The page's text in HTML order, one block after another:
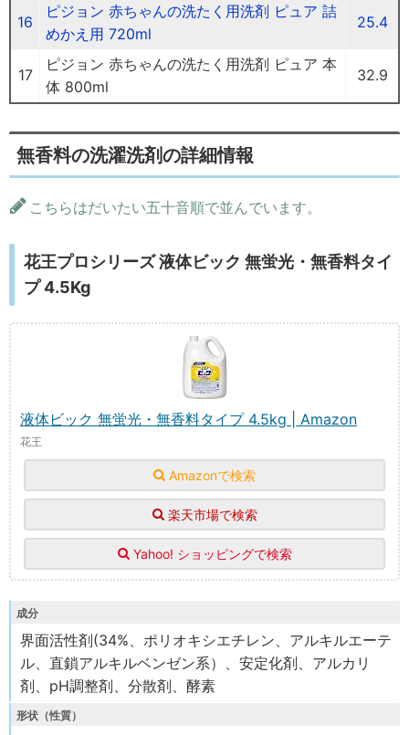
16
ピジョン 赤ちゃんの洗たく用洗剤 ピュア 詰
めかえ用 720ml
25.4
17
ピジョン 赤ちゃんの洗たく用洗剤 ピュア 本
体 800ml
32.9
無香料の洗濯洗剤の詳細情報
こちらはだいたい五十音順で並んでいます。
花王プロシリーズ 液体ビック 無蛍光・無香料タイ
プ 4.5Kg
液体ビック 無蛍光・無香料タイプ 4.5kg | Amazon
花王
Amazonで検索
楽天市場で検索
Yahoo! ショッピングで検索
成分
界面活性剤(34%、ポリオキシエチレン、アルキルエーテ
ル、直鎖アルキルベンゼン系）、安定化剤、アルカリ
剤、pH調整剤、分散剤、酵素
形状（性質）